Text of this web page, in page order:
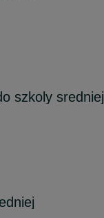
szkoly sredniej